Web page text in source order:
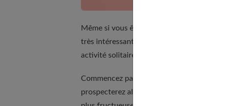
Même si vous êtes vigilante, et inscrite à
très intéressants. En fait, pour être efficace,
activité solitaire.
Commencez par vous partager la tâche
prospecterez alors un plus grand nombre.